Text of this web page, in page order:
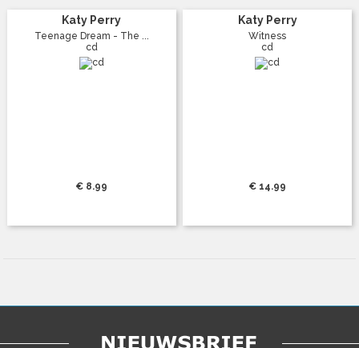
Katy Perry
Teenage Dream - The ...
cd
€ 8.99
Katy Perry
Witness
cd
€ 14.99